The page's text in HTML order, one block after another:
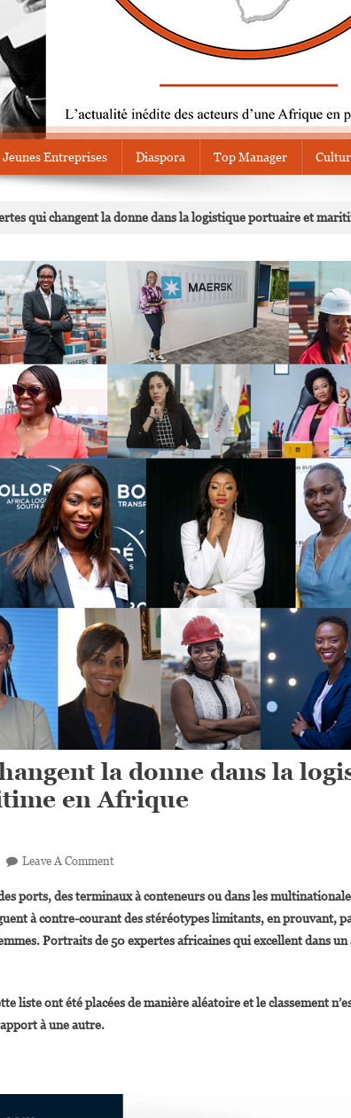
Jeunes Entreprises Diaspora Top Manager
qui changent la donne dans la logistique portuaire et
la donne dans la
en Afrique
Leave A CommentOn
Expertes
Qui
Changent
Dans
ports, des terminaux à conteneurs ou dans les
à contre-courant des stéréotypes limitants, en prouvant,
Portraits de 50 expertes africaines qui excellent dans
liste ont été placées de manière aléatoire et le classement
à une autre.